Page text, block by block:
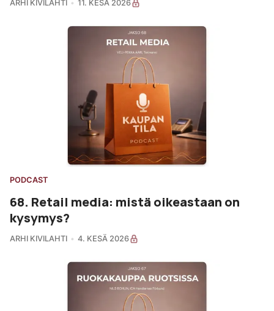
ARHI KIVILAHTI 11. KESÄ 2026
PODCAST
68. Retail media: mistä oikeastaan on
kysymys?
ARHI KIVILAHTI 4. KESÄ 2026